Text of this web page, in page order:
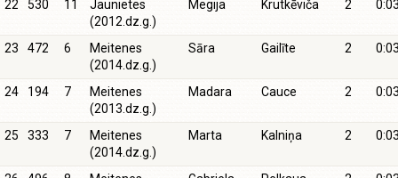
22 530 11
Jaunietes
(2012.dz.g.)
Megija Krutkēviča 2
23 472 6
Meitenes
(2014.dz.g.)
Sāra Gailīte 2
24 194 7
Meitenes
(2013.dz.g.)
Madara Cauce 2
25 333 7
Meitenes
(2014.dz.g.)
Marta Kalniņa 2